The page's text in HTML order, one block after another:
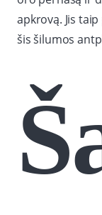
apkrovą. Jis
šis šilumos